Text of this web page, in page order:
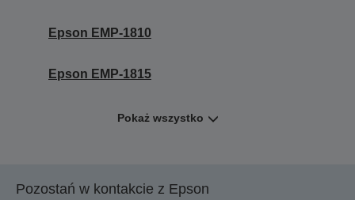
Epson EMP-1810
Epson EMP-1815
Pokaż wszystko
Pozostań w kontakcie z Epson